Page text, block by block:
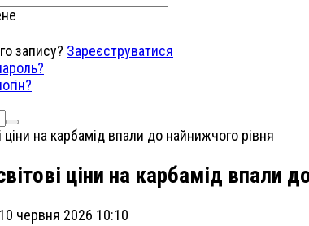
запису? Зареєструватися
ціни на карбамід впали
червня 2026 10:10